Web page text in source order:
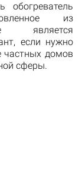
обогреватель
из
является
если нужно
частных домов
сферы.